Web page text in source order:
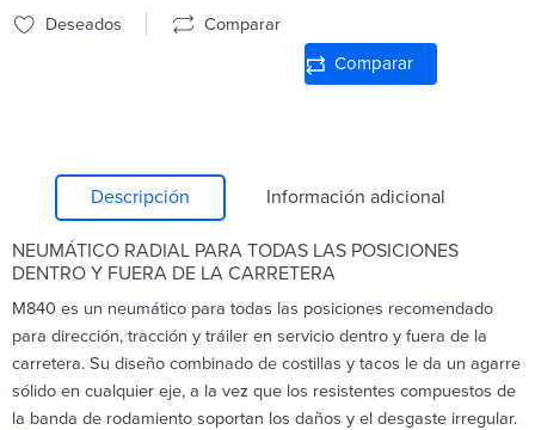
Deseados Comparar
Comparar
Descripción Información adicional
NEUMÁTICO RADIAL PARA TODAS LAS POSICIONES
DENTRO Y FUERA DE LA CARRETERA
M840 es un neumático para todas las posiciones recomendado
para dirección, tracción y tráiler en servicio dentro y fuera de la
carretera. Su diseño combinado de costillas y tacos le da un agarre
sólido en cualquier eje, a la vez que los resistentes compuestos de
la banda de rodamiento soportan los daños y el desgaste irregular.